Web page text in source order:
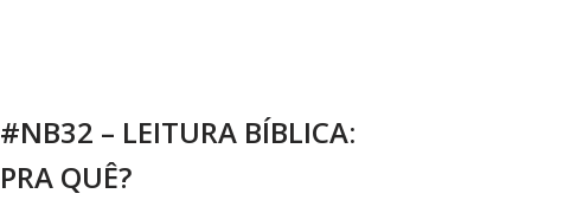
#NB32 – LEITURA BÍBLICA:
PRA QUÊ?